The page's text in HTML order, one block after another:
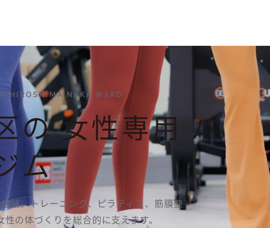
HIROSHIMA NAKA WARD
の 女性専用 パ
ム
舗。トレーニング、ピラティス、筋膜整
の体づくりを総合的に支えます。